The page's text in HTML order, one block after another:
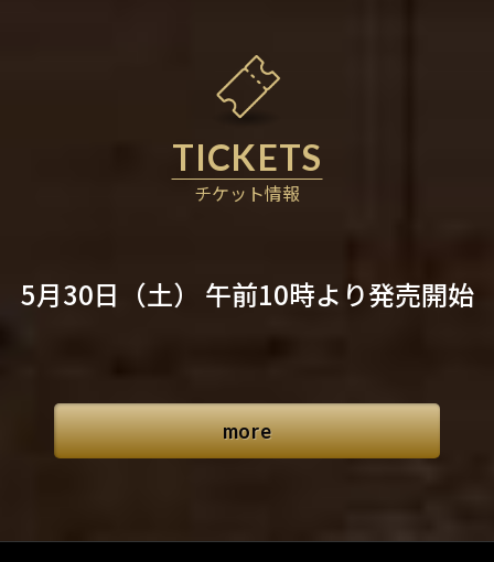
チケット情報
5月30日（土） 午前10時より発売開始
more